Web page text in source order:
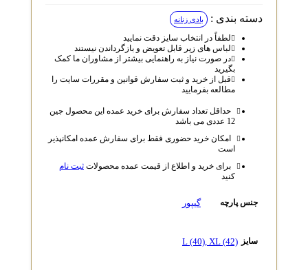
دسته بندی : بادی زنانه
لطفاً در انتخاب سایز دقت نمایید
لباس‌ های زیر قابل تعویض و بازگرداندن نیستند
در صورت نیاز به راهنمایی بیشتر از مشاوران ما کمک
قبل از خرید و ثبت سفارش قوانین و مقررات سایت را
مطالعه بفرمایید
حداقل تعداد سفارش برای خرید عمده این محصول جین
امکان خرید حضوری فقط برای سفارش عمده امکانپذیر
برای خرید و اطلاع از قیمت عمده محصولاتثبت نام
جنس پارچه گیپور
L (40),XL (42)